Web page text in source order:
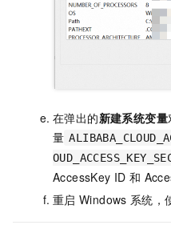
在弹出的新建系统变量
量
AccessKey ID 和
重启 Windows 系统，